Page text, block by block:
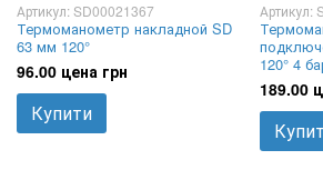
Артикул: SD00021367
Термоманометр накладной SD
63 мм 120°
96.00 цена грн
Купити
Артикул:
120° 4
189.00